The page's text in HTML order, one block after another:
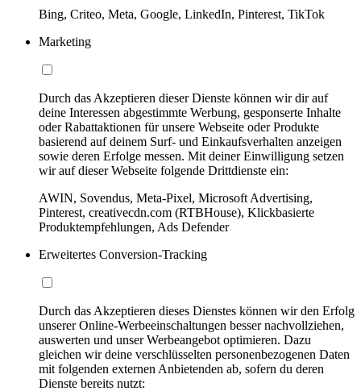
Bing, Criteo, Meta, Google, LinkedIn, Pinterest, TikTok
Marketing
Durch das Akzeptieren dieser Dienste können wir dir auf
deine Interessen abgestimmte Werbung, gesponserte Inhalte
oder Rabattaktionen für unsere Webseite oder Produkte
basierend auf deinem Surf- und Einkaufsverhalten anzeigen
sowie deren Erfolge messen. Mit deiner Einwilligung setzen
wir auf dieser Webseite folgende Drittdienste ein:
AWIN, Sovendus, Meta-Pixel, Microsoft Advertising,
Pinterest, creativecdn.com (RTBHouse), Klickbasierte
Produktempfehlungen, Ads Defender
Erweitertes Conversion-Tracking
Durch das Akzeptieren dieses Dienstes können wir den Erfolg
unserer Online-Werbeeinschaltungen besser nachvollziehen,
auswerten und unser Werbeangebot optimieren. Dazu
gleichen wir deine verschlüsselten personenbezogenen Daten
mit folgenden externen Anbietenden ab, sofern du deren
Dienste bereits nutzt: